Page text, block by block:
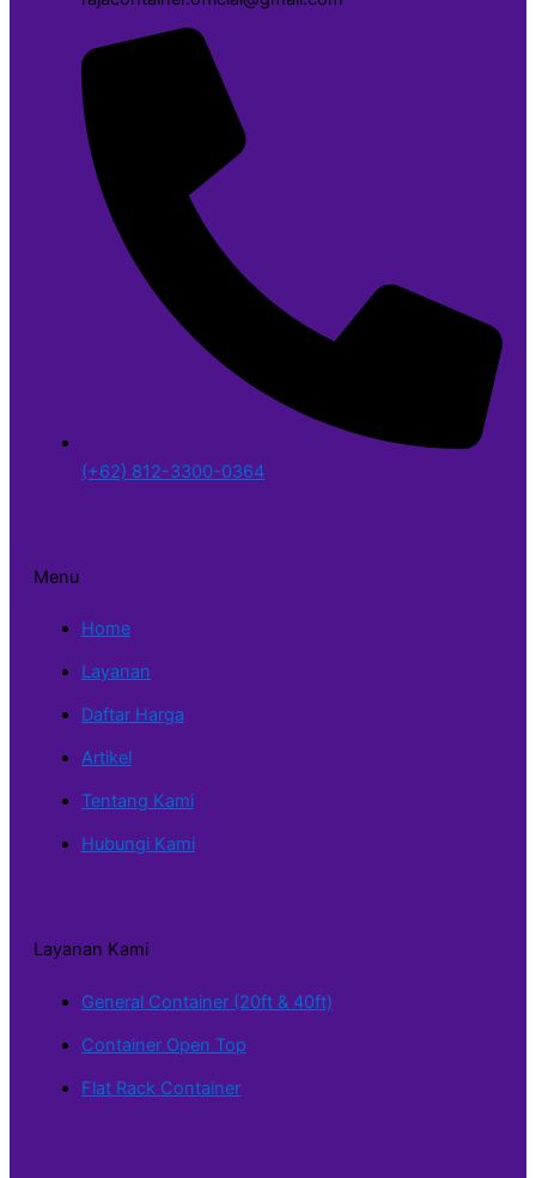
(+62) 812-3300-0364
Menu
Home
Layanan
Daftar Harga
Artikel
Tentang Kami
Hubungi Kami
Layanan Kami
General Container (20ft & 40ft)
Container Open Top
Flat Rack Container